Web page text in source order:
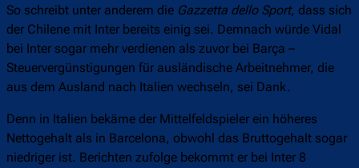
So schreibt unter anderem die Gazzetta dello Sport, dass sich
der Chilene mit Inter bereits einig sei. Demnach würde Vidal
bei Inter sogar mehr verdienen als zuvor bei Barça –
Steuervergünstigungen für ausländische Arbeitnehmer, die
aus dem Ausland nach Italien wechseln, sei Dank.
Denn in Italien bekäme der Mittelfeldspieler ein höheres
Nettogehalt als in Barcelona, obwohl das Bruttogehalt sogar
niedriger ist. Berichten zufolge bekommt er bei Inter 8